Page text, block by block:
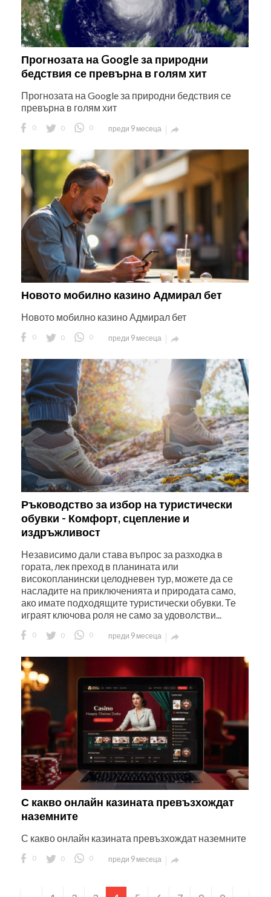
Прогнозата на Google за природни
бедствия се превърна в голям хит
Прогнозата на Google за природни бедствия се
превърна в голям хит
0 0 0 преди 9 месеца 
Новото мобилно казино Адмирал бет
Новото мобилно казино Адмирал бет
0 0 0 преди 9 месеца 
Ръководство за избор на туристически
обувки - Комфорт, сцепление и
издръжливост
Независимо дали става въпрос за разходка в
гората, лек преход в планината или
високопланински целодневен тур, можете да се
насладите на приключенията и природата само,
ако имате подходящите туристически обувки. Те
играят ключова роля не само за удоволстви...
0 0 0 преди 9 месеца 
С какво онлайн казината превъзхождат
наземните
С какво онлайн казината превъзхождат наземните
0 0 0 преди 9 месеца 